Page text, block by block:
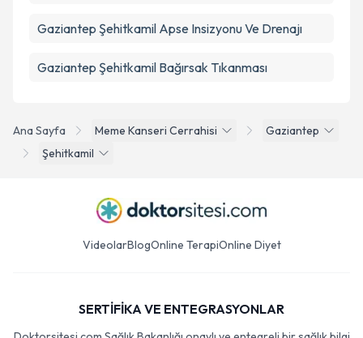
Ana Sayfa Meme Kanseri Cerrahisi
Gaziantep
Şehitkamil
Gaziantep Şehitkamil Apse Insizyonu Ve Drenajı
Gaziantep Şehitkamil Bağırsak Tıkanması
VideolarBlogOnline TerapiOnline Diyet
SERTİFİKA VE ENTEGRASYONLAR